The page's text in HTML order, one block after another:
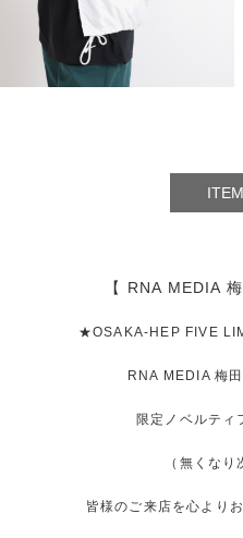
【 RNA MEDIA
★OSAKA-HEP FIVE
RNA MEDIA 梅
限定ノベルティ
（無くなり
皆様のご来店を心より